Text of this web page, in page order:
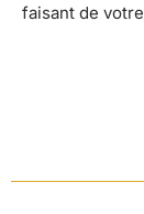
faisant de